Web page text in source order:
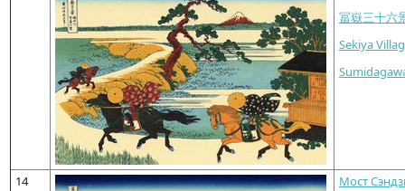
冨嶽三十六
Sekiya
14
Мост